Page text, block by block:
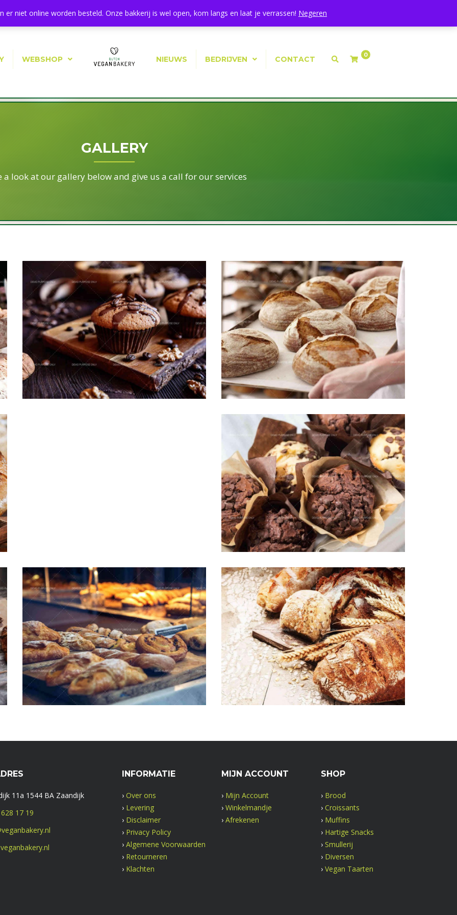
1544 BA Zaandijk Mijn Account|
WEBSHOP NIEUWS BEDRIJVEN CONTACT 0
GALLERY
a look at our gallery below and give us a call for our services
11a 1544 BA Zaandijk
17 19
INFORMATIE
› Over ons
› Levering
› Disclaimer
› Privacy Policy
› Algemene Voorwaarden
› Retourneren
› Klachten
MIJN ACCOUNT
› Mijn Account
› Winkelmandje
› Afrekenen
SHOP
› Brood
› Croissants
› Muffins
› Hartige Snacks
› Smullerij
› Diversen
› Vegan Taarten
er niet online worden besteld. Onze bakkerij is wel open, kom langs en laat je verrassen! Negeren